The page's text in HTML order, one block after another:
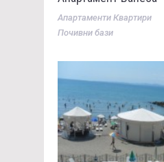
Апартаменти Квартири
Почивни бази